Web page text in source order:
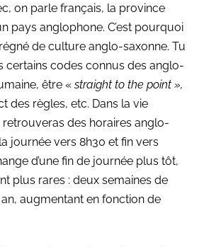
on parle français, la province
pays anglophone. C’est pourquoi
de culture anglo-saxonne. Tu
certains codes connus des anglo-
être «straight to the point »,
des règles, etc. Dans la vie
des horaires anglo-
journée vers 8h30 et fin vers
d’une fin de journée plus tôt,
plus rares : deux semaines de
augmentant en fonction de